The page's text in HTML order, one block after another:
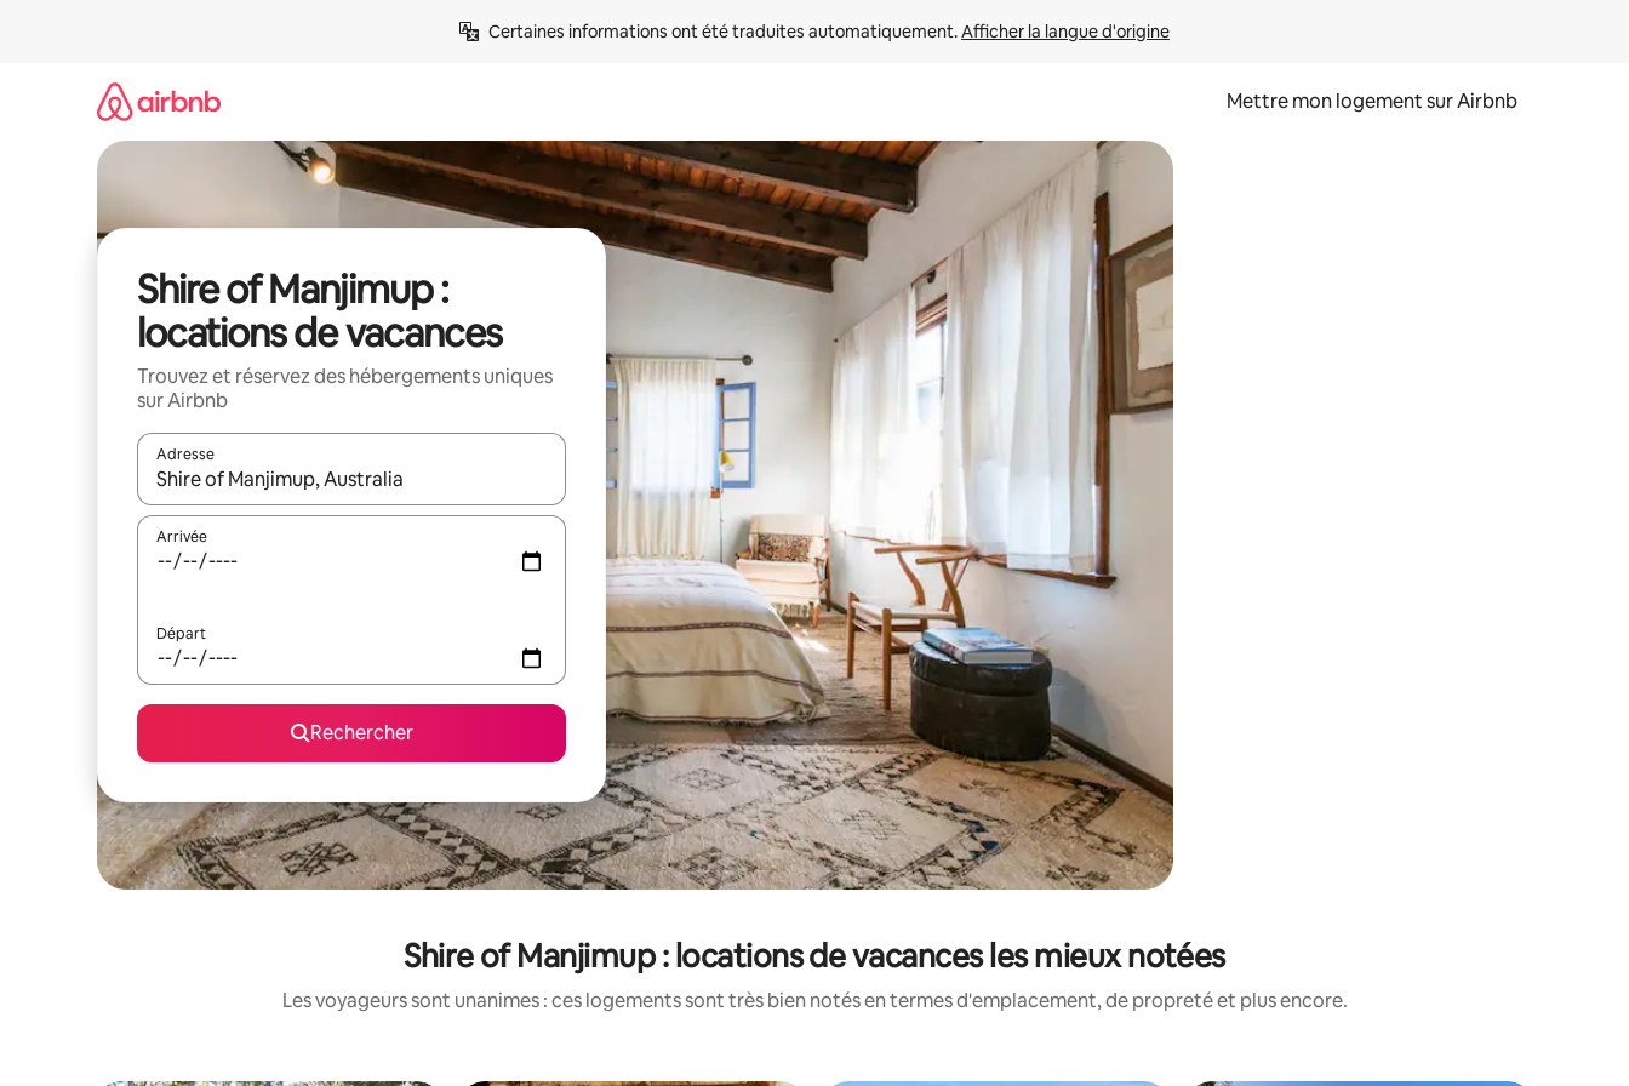
Certaines informations ont été traduites automatiquement. Afficher la langue d'origine
Mettre mon logement sur Airbnb
Shire of Manjimup :
locations de vacances
Trouvez et réservez des hébergements uniques
sur Airbnb
Adresse
Lorsque les résultats s'affichent, utilisez les flèches vers le haut et vers le bas pour les parcourir ou en appuyant et en faisant glisser.
Arrivée
Départ
Rechercher
Shire of Manjimup : locations de vacances les mieux notées
Les voyageurs sont unanimes : ces logements sont très bien notés en termes d'emplacement, de propreté et plus encore.